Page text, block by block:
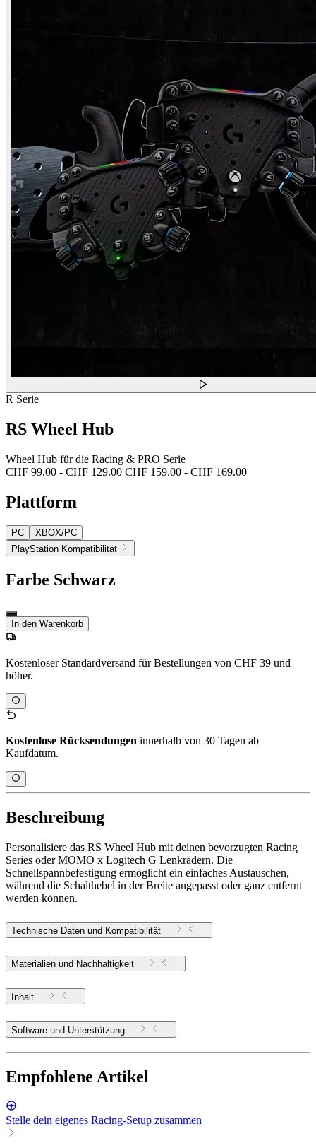
R Serie
RS Wheel Hub
Wheel Hub für die Racing & PRO Serie
CHF 99.00 - CHF 129.00 CHF 159.00 - CHF 169.00
Plattform
PC
XBOX/PC
PlayStation Kompatibilität
Farbe Schwarz
In den Warenkorb
Kostenloser Standardversand für Bestellungen von CHF 39 und
höher.
Kostenlose Rücksendungen innerhalb von 30 Tagen ab
Kaufdatum.
Beschreibung
Personalisiere das RS Wheel Hub mit deinen bevorzugten Racing
Series oder MOMO x Logitech G Lenkrädern. Die
Schnellspannbefestigung ermöglicht ein einfaches Austauschen,
während die Schalthebel in der Breite angepasst oder ganz entfernt
werden können.
Technische Daten und Kompatibilität
Materialien und Nachhaltigkeit
Inhalt
Software und Unterstützung
Empfohlene Artikel
Stelle dein eigenes Racing-Setup zusammen